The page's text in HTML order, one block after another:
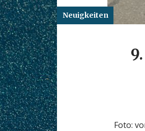
Neuigkeiten
Foto: